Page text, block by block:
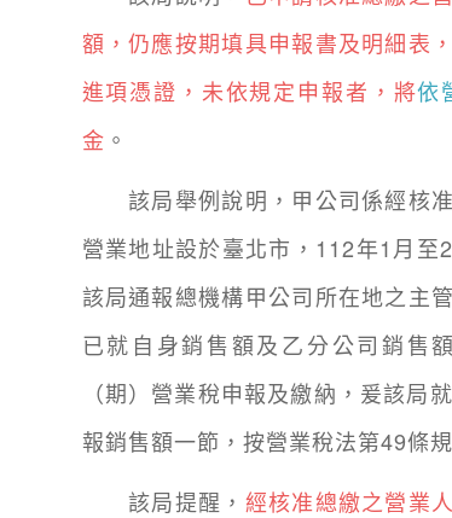
額，仍應按期填具申報書及明細表
進項憑證，未依規定申報者，將依
金 。
該局舉例說明，甲公司係經核准
營業地址設於臺北市，112年1月
該局通報總機構甲公司所在地之主
已就自身銷售額及乙分公司銷售
（期）營業稅申報及繳納，爰該局
報銷售額一節，按營業稅法第49條
該局提醒， 經核准總繳之營業